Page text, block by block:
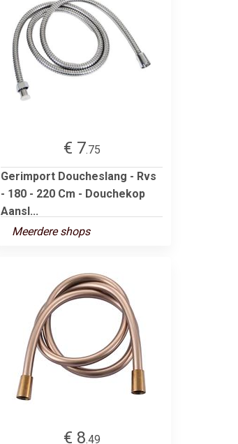
€ 7.75
Gerimport Doucheslang - Rvs
- 180 - 220 Cm - Douchekop
Aansl...
Meerdere shops
€ 8.49